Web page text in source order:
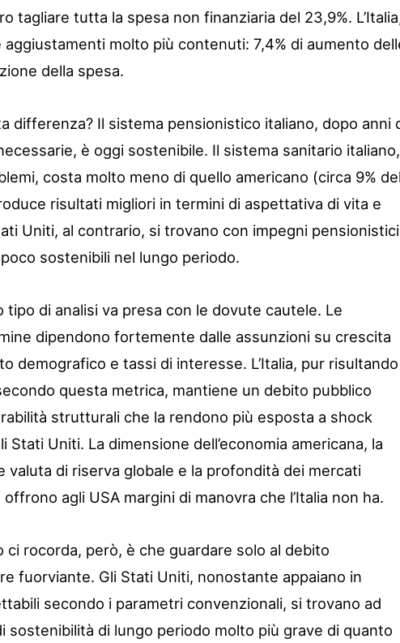
tagliare tutta la spesa non finanziaria del 23,9%.
molto più contenuti: 7,4% di aumento
della spesa.
differenza? Il sistema pensionistico italiano, dopo anni
è oggi sostenibile. Il sistema sanitario italiano,
costa molto meno di quello americano (circa 9%
risultati migliori in termini di aspettativa di vita e
Uniti, al contrario, si trovano con impegni pensionistici
sostenibili nel lungo periodo.
di analisi va presa con le dovute cautele. Le
dipendono fortemente dalle assunzioni su crescita
demografico e tassi di interesse. L’Italia, pur risultando
questa metrica, mantiene un debito pubblico
strutturali che la rendono più esposta a shock
Stati Uniti. La dimensione dell’economia americana, la
valuta di riserva globale e la profondità dei mercati
agli USA margini di manovra che l’Italia non ha.
ci rocorda, però, è che guardare solo al debito
fuorviante. Gli Stati Uniti, nonostante appaiano in
secondo i parametri convenzionali, si trovano ad
sostenibilità di lungo periodo molto più grave di quanto